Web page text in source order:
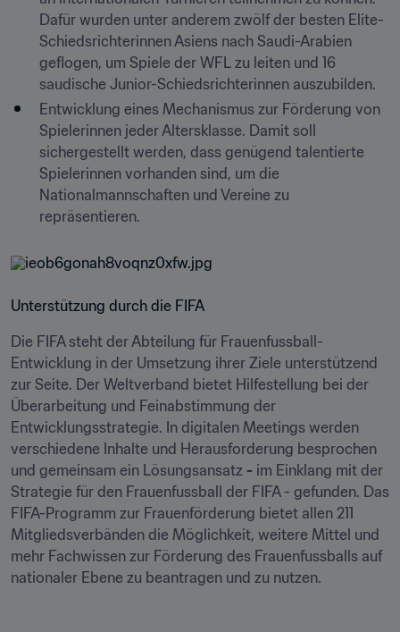
Dafür wurden unter anderem zwölf der besten Elite-
Schiedsrichterinnen Asiens nach Saudi-Arabien
geflogen, um Spiele der WFL zu leiten und 16
saudische Junior-Schiedsrichterinnen auszubilden.
Entwicklung eines Mechanismus zur Förderung von
Spielerinnen jeder Altersklasse. Damit soll
sichergestellt werden, dass genügend talentierte
Spielerinnen vorhanden sind, um die
Nationalmannschaften und Vereine zu
repräsentieren.
Unterstützung durch die FIFA
Die FIFA steht der Abteilung für Frauenfussball-
Entwicklung in der Umsetzung ihrer Ziele unterstützend
zur Seite. Der Weltverband bietet Hilfestellung bei der
Überarbeitung und Feinabstimmung der
Entwicklungsstrategie. In digitalen Meetings werden
verschiedene Inhalte und Herausforderung besprochen
und gemeinsam ein Lösungsansatz - im Einklang mit der
Strategie für den Frauenfussball der FIFA - gefunden. Das
FIFA-Programm zur Frauenförderung bietet allen 211
Mitgliedsverbänden die Möglichkeit, weitere Mittel und
mehr Fachwissen zur Förderung des Frauenfussballs auf
nationaler Ebene zu beantragen und zu nutzen.